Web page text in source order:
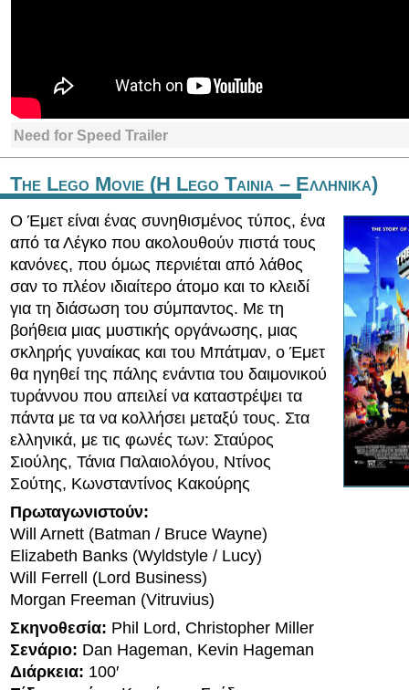
Need for Speed Trailer
The Lego Movie (Η Lego Ταινια – Ελληνικα)
Ο Έμετ είναι ένας συνηθισμένος τύπος, ένα
από τα Λέγκο που ακολουθούν πιστά τους
κανόνες, που όμως περνιέται από λάθος
σαν το πλέον ιδιαίτερο άτομο και το κλειδί
για τη διάσωση του σύμπαντος. Με τη
βοήθεια μιας μυστικής οργάνωσης, μιας
σκληρής γυναίκας και του Μπάτμαν, ο Έμετ
θα ηγηθεί της πάλης ενάντια του δαιμονικού
τυράννου που απειλεί να καταστρέψει τα
πάντα με τα να κολλήσει μεταξύ τους. Στα
ελληνικά, με τις φωνές των: Σταύρος
Σιούλης, Τάνια Παλαιολόγου, Ντίνος
Σούτης, Κωνσταντίνος Κακούρης
Πρωταγωνιστούν:
Will Arnett (Batman / Bruce Wayne)
Elizabeth Banks (Wyldstyle / Lucy)
Will Ferrell (Lord Business)
Morgan Freeman (Vitruvius)
Σκηνοθεσία: Phil Lord, Christopher Miller
Σενάριο: Dan Hageman, Kevin Hageman
Διάρκεια: 100′